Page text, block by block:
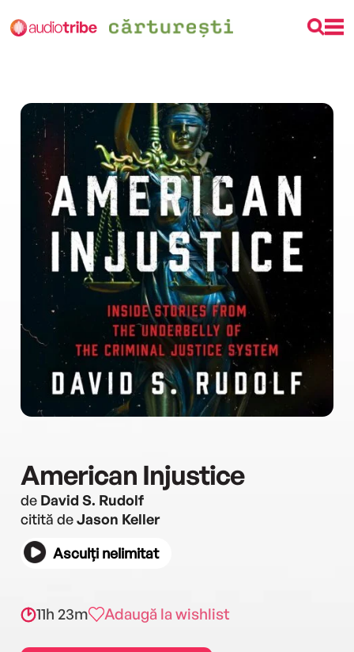
American Injustice
de David S. Rudolf
citită deJason Keller
Asculți nelimitat
11h 23m Adaugă la wishlist